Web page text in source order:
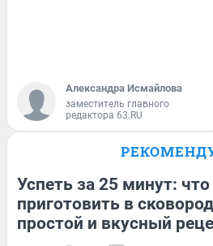
Александра Исмайлова
заместитель главного
редактора 63.RU
Успеть за 25 минут:
приготовить в
простой и вкусный